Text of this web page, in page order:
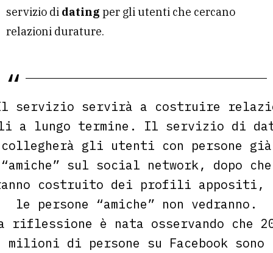
servizio di dating per gli utenti che cercano
relazioni durature.
servizio servirà a costruire
a lungo termine. Il servizio di
collegherà gli utenti con persone già
“amiche” sul social network, dopo che
costruito dei profili appositi,
le persone “amiche” non vedranno.
riflessione è nata osservando che
milioni di persone su Facebook sono